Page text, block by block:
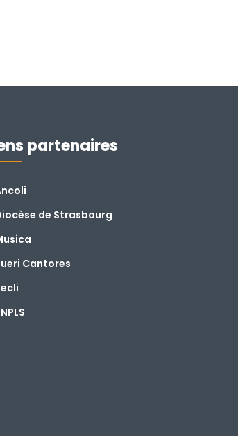
partenaires
de Strasbourg
Cantores